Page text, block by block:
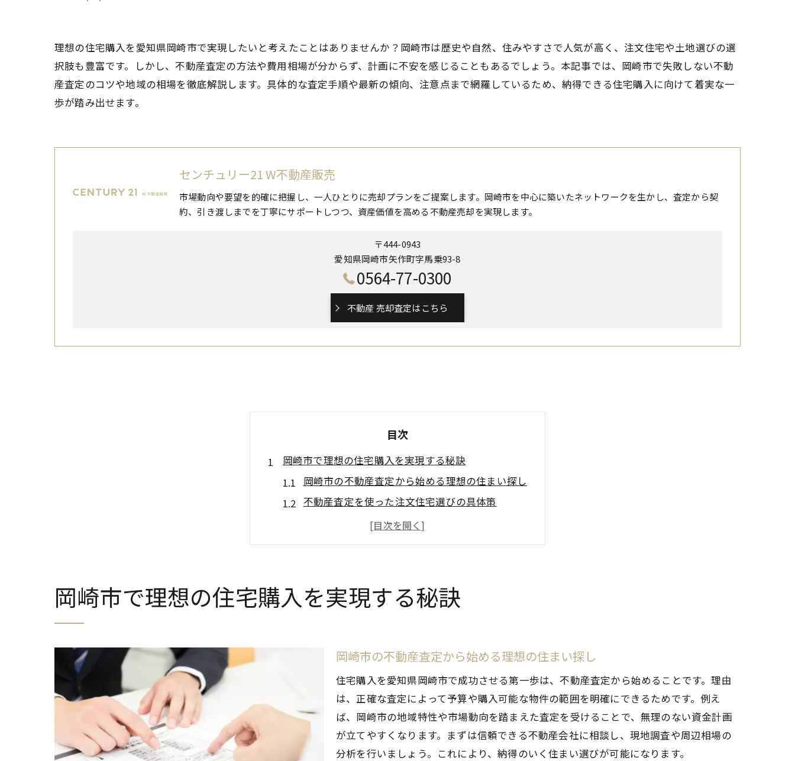
理想の住宅購入を愛知県岡崎市で実現したいと考えたことはありませんか？岡崎市は歴史や自然、住みやすさで人気が高く、注文住宅や土地選びの選
択肢も豊富です。しかし、不動産査定の方法や費用相場が分からず、計画に不安を感じることもあるでしょう。本記事では、岡崎市で失敗しない不動
産査定のコツや地域の相場を徹底解説します。具体的な査定手順や最新の傾向、注意点まで網羅しているため、納得できる住宅購入に向けて着実な一
歩が踏み出せます。
センチュリー21 W不動産販売
市場動向や要望を的確に把握し、一人ひとりに売却プランをご提案します。岡崎市を中心に築いたネットワークを生かし、査定から契
約、引き渡しまでを丁寧にサポートしつつ、資産価値を高める不動産売却を実現します。
〒444-0943
愛知県岡崎市矢作町字馬乗93-8
0564-77-0300
不動産 売却査定はこちら
目次
岡崎市で理想の住宅購入を実現する秘訣
岡崎市の不動産査定から始める理想の住まい探し
不動産査定を使った注文住宅選びの具体策
建売住宅選びで重視すべき査定ポイント
土地選びと不動産査定の重要な関連性とは
住みやすさ評価と不動産査定が住宅購入成功の鍵
不動産査定を活用した賢い家選びのポイント
安い物件を見抜く不動産査定のコツとは
新築マンション選びで活かす不動産査定術
平屋建売住宅の査定基準を知ろう
不動産査定を活用した資産価値の見極め方
注文住宅を検討するなら知っておきたい相場情報
岡崎市で理想の住宅購入を実現する秘訣
岡崎市の不動産査定から始める理想の住まい探し
住宅購入を愛知県岡崎市で成功させる第一歩は、不動産査定から始めることです。理由
は、正確な査定によって予算や購入可能な物件の範囲を明確にできるためです。例え
ば、岡崎市の地域特性や市場動向を踏まえた査定を受けることで、無理のない資金計画
が立てやすくなります。まずは信頼できる不動産会社に相談し、現地調査や周辺相場の
分析を行いましょう。これにより、納得のいく住まい選びが可能になります。